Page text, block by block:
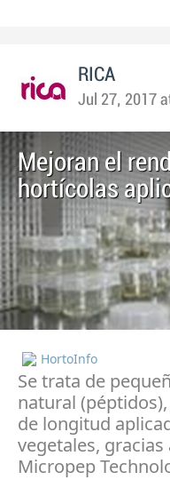
RICA
Jul 27, 2017
Mejoran el
hortícolas
HortoInfo
Se trata de
natural
de longitud
vegetales,
Micropep